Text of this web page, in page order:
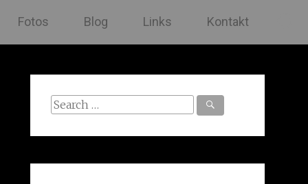
Fotos Blog Links Kontakt
Search